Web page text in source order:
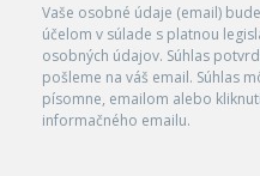
Vaše osobné údaje (email)
účelom v súlade s platnou
osobných údajov. Súhlas
pošleme na váš email. Súhlas
písomne, emailom alebo
informačného emailu.